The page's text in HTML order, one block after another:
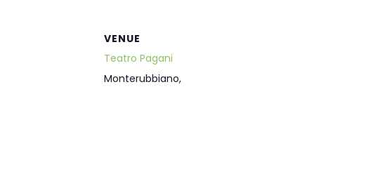
VENUE
Teatro Pagani
Monterubbiano,